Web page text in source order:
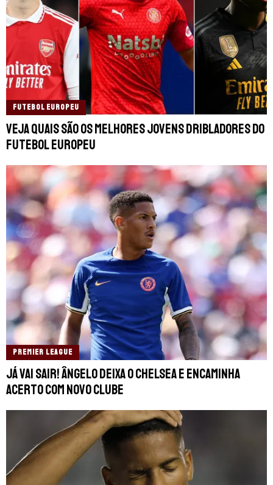
FUTEBOL EUROPEU
Veja quais são os melhores jovens dribladores do
futebol europeu
PREMIER LEAGUE
Já vai sair! Ângelo deixa o Chelsea e encaminha
acerto com novo clube